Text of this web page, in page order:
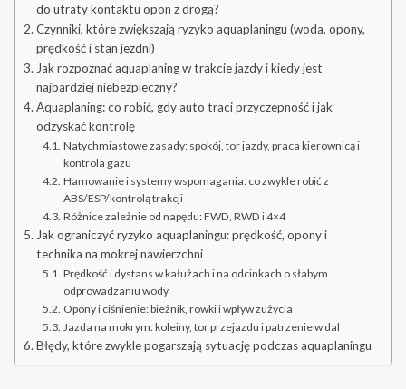
do utraty kontaktu opon z drogą?
Czynniki, które zwiększają ryzyko aquaplaningu (woda, opony,
prędkość i stan jezdni)
Jak rozpoznać aquaplaning w trakcie jazdy i kiedy jest
najbardziej niebezpieczny?
Aquaplaning: co robić, gdy auto traci przyczepność i jak
odzyskać kontrolę
Natychmiastowe zasady: spokój, tor jazdy, praca kierownicą i
kontrola gazu
Hamowanie i systemy wspomagania: co zwykle robić z
ABS/ESP/kontrolą trakcji
Różnice zależnie od napędu: FWD, RWD i 4×4
Jak ograniczyć ryzyko aquaplaningu: prędkość, opony i
technika na mokrej nawierzchni
Prędkość i dystans w kałużach i na odcinkach o słabym
odprowadzaniu wody
Opony i ciśnienie: bieżnik, rowki i wpływ zużycia
Jazda na mokrym: koleiny, tor przejazdu i patrzenie w dal
Błędy, które zwykle pogarszają sytuację podczas aquaplaningu